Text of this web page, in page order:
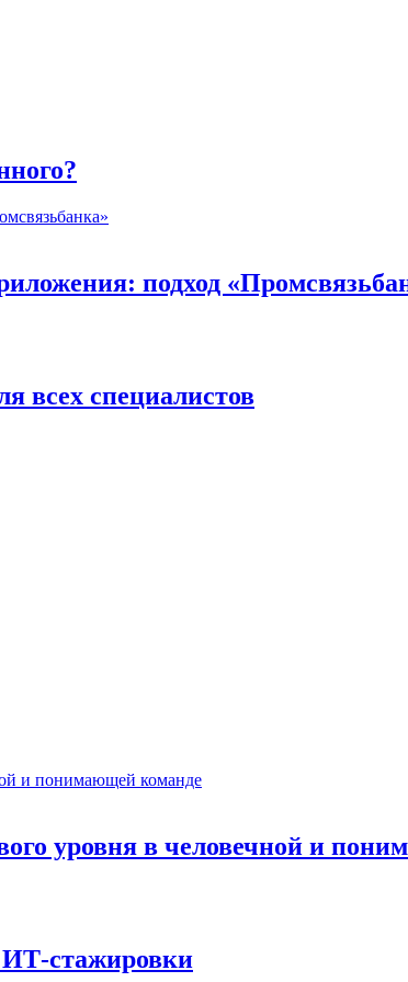
подход
всех специалистов
уровня в человечной и